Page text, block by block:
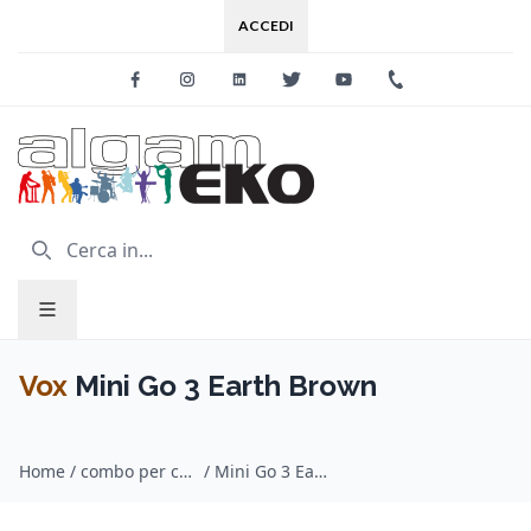
ACCEDI
FacebookInstagramLinkedinTwitter Youtube
Vox Mini Go 3 Earth Brown
Home / combo per chitarra / Vox / Mini Go 3 Earth Brown